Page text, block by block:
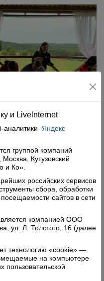
По мотивам
Наталья
что такое
она интересна и
нашей жизни. Это
процесс,
после
и Livelnternet
аналитики
Яндекс
группой компаний
Кутузовский
и Ко».
российских сервисов
сбора, обработки
сайтов в сети
компанией ООО
ул. Л. Толстого, 16 (далее
технологию «cookie» —
на компьютере
пользовательской